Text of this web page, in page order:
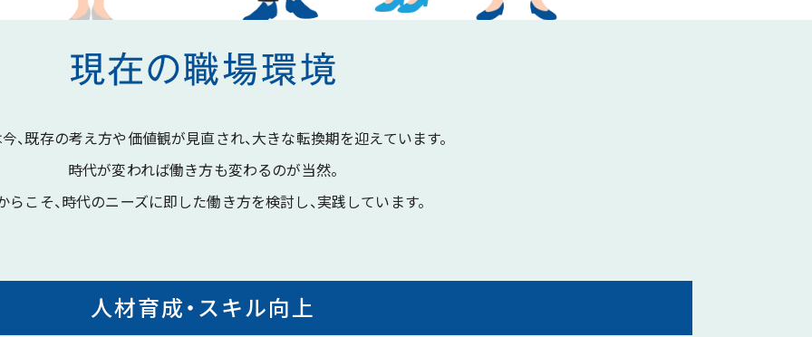
、既存の考え方や価値観が見直され、大きな転換期を迎えています。
時代が変われば働き方も変わるのが当然。
らこそ、時代のニーズに即した働き方を検討し、実践しています。
人材育成・スキル向上